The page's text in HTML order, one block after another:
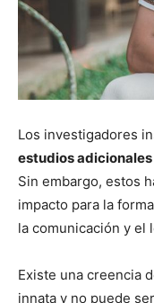
Los investigadores
estudios adicionales
Sin embargo, estos
impacto para la
la comunicación y el
Existe una creencia
innata y no puede